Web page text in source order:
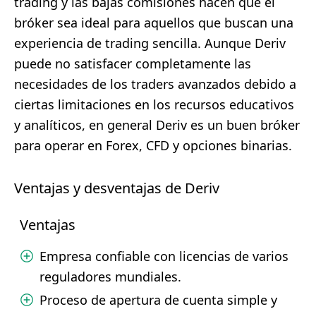
bróker sea ideal para aquellos que buscan una
experiencia de trading sencilla. Aunque Deriv
puede no satisfacer completamente las
necesidades de los traders avanzados debido a
ciertas limitaciones en los recursos educativos
y analíticos, en general Deriv es un buen bróker
para operar en Forex, CFD y opciones binarias.
Ventajas y desventajas de Deriv
Ventajas
Empresa confiable con licencias de varios
reguladores mundiales.
Proceso de apertura de cuenta simple y